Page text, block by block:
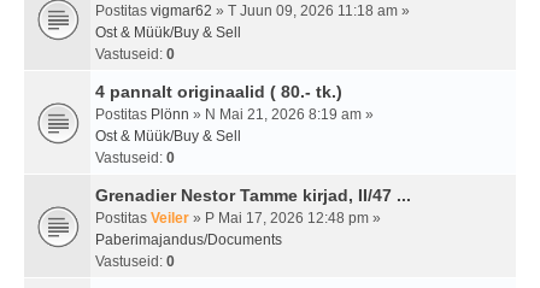
Postitas vigmar62 » T Juun 09, 2026 11:18 am »
Ost & Müük/Buy & Sell
Vastuseid: 0
4 pannalt originaalid ( 80.- tk.)
Postitas Plönn » N Mai 21, 2026 8:19 am »
Ost & Müük/Buy & Sell
Vastuseid: 0
Grenadier Nestor Tamme kirjad, II/47 ...
Postitas Veiler » P Mai 17, 2026 12:48 pm »
Paberimajandus/Documents
Vastuseid: 0